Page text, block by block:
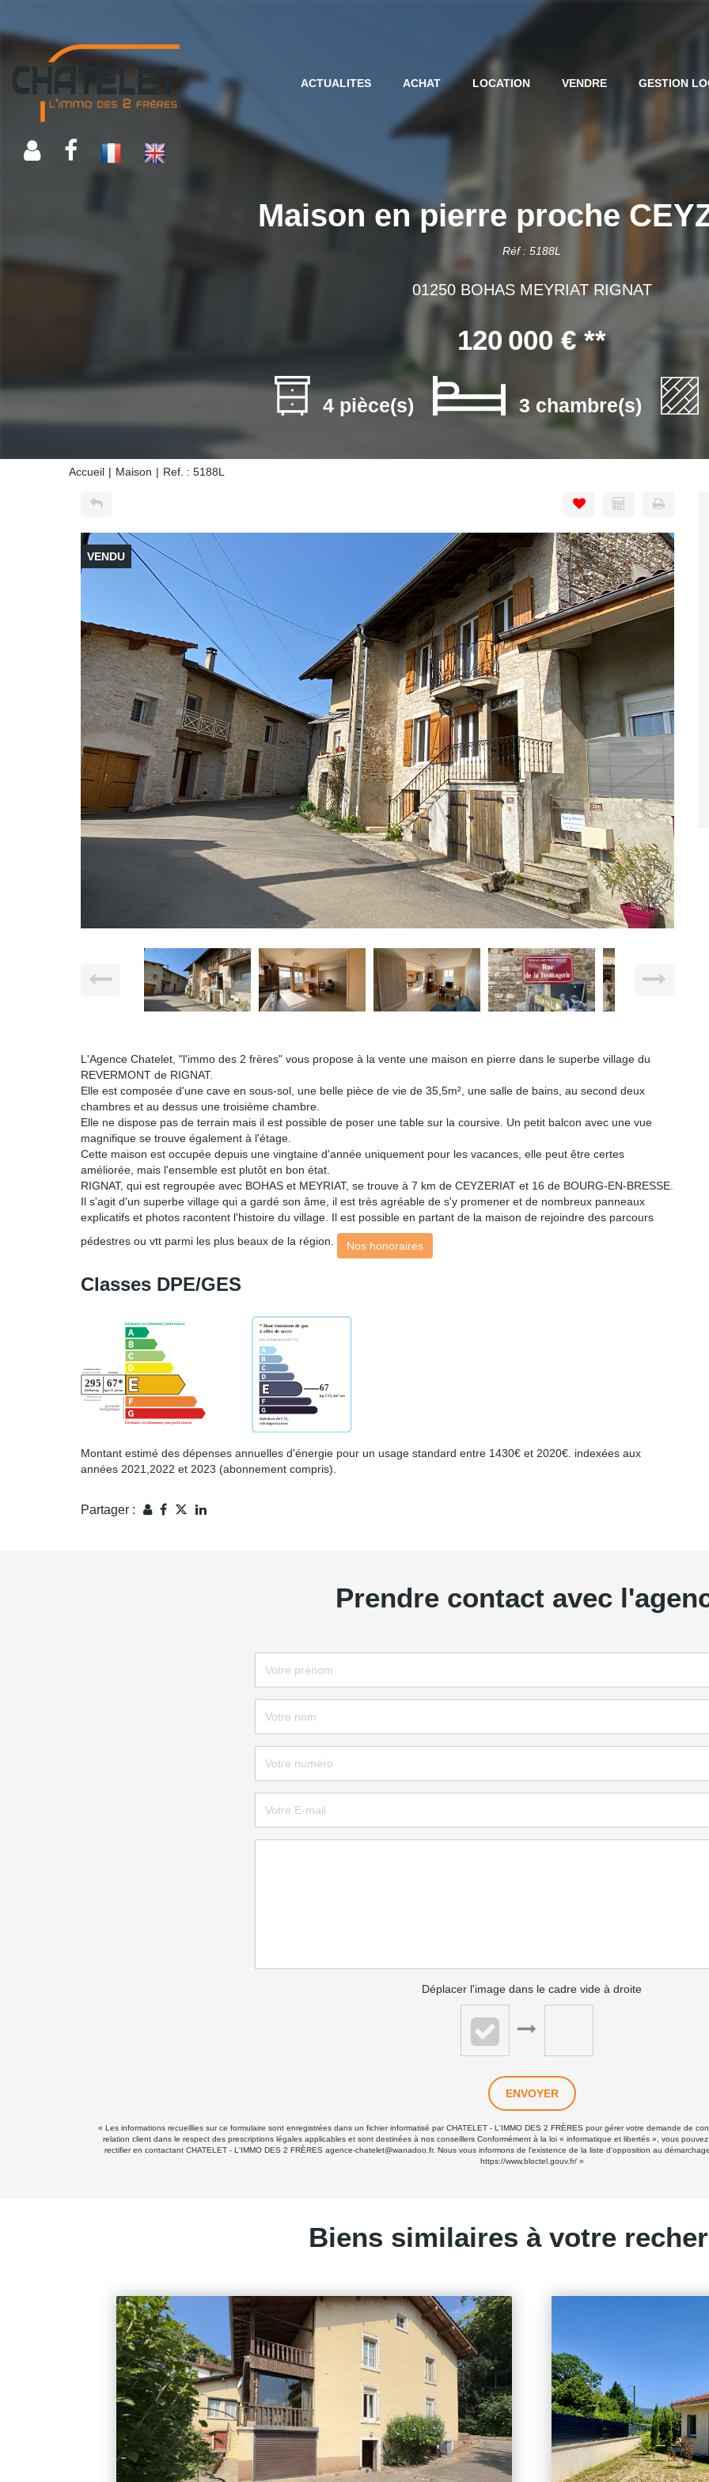
ACTUALITES ACHAT LOCATION VENDRE GESTION
Maison en pierre proche
Réf : 5188L
01250 BOHAS MEYRIAT RIGNAT
120 000 €**
4 pièce(s) 3 chambre(s)
Accueil Maison Ref. : 5188L
VENDU
L'Agence Chatelet, "l'immo des 2 frères" vous propose à la vente une maison en pierre dans le superbe village du
REVERMONT de RIGNAT.
Elle est composée d'une cave en sous-sol, une belle pièce de vie de 35,5m², une salle de bains, au second deux
chambres et au dessus une troisième chambre.
Elle ne dispose pas de terrain mais il est possible de poser une table sur la coursive. Un petit balcon avec une vue
magnifique se trouve également à l'étage.
Cette maison est occupée depuis une vingtaine d'année uniquement pour les vacances, elle peut être certes
améliorée, mais l'ensemble est plutôt en bon état.
RIGNAT, qui est regroupée avec BOHAS et MEYRIAT, se trouve à 7 km de CEYZERIAT et 16 de BOURG-EN-BRESSE.
Il s'agit d'un superbe village qui a gardé son âme, il est très agréable de s'y promener et de nombreux panneaux
explicatifs et photos racontent l'histoire du village. Il est possible en partant de la maison de rejoindre des parcours
pédestres ou vtt parmi les plus beaux de la région.
Nos honoraires
Classes DPE/GES
Montant estimé des dépenses annuelles d'énergie pour un usage standard entre 1430€ et 2020€. indexées aux
années 2021,2022 et 2023 (abonnement compris).
Partager :
Prendre contact avec
Déplacer l'image dans le cadre vide à droite
ENVOYER
« Les informations recueillies sur ce formulaire sont enregistrées dans un fichier informatisé par CHATELET - L'IMMO DES 2 FRÈRES pour gérer votre demande de
relation client dans le respect des prescriptions légales applicables et sont destinées à nos conseillers Conformément à la loi « informatique et libertés », vous
rectifier en contactant CHATELET - L'IMMO DES 2 FRÈRES agence-chatelet@wanadoo.fr. Nous vous informons de l'existence de la liste d'opposition au
https://www.bloctel.gouv.fr/»
Biens similaires à votre